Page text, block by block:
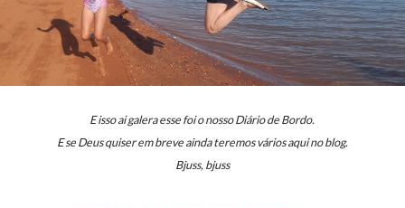
E isso ai galera esse foi o nosso Diário de Bordo.
E se Deus quiser em breve ainda teremos vários aqui no blog.
Bjuss, bjuss